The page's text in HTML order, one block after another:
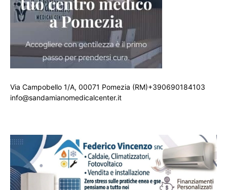
Via Campobello 1/A, 00071 Pomezia (RM)+390690184103
info@sandamianomedicalcenter.it